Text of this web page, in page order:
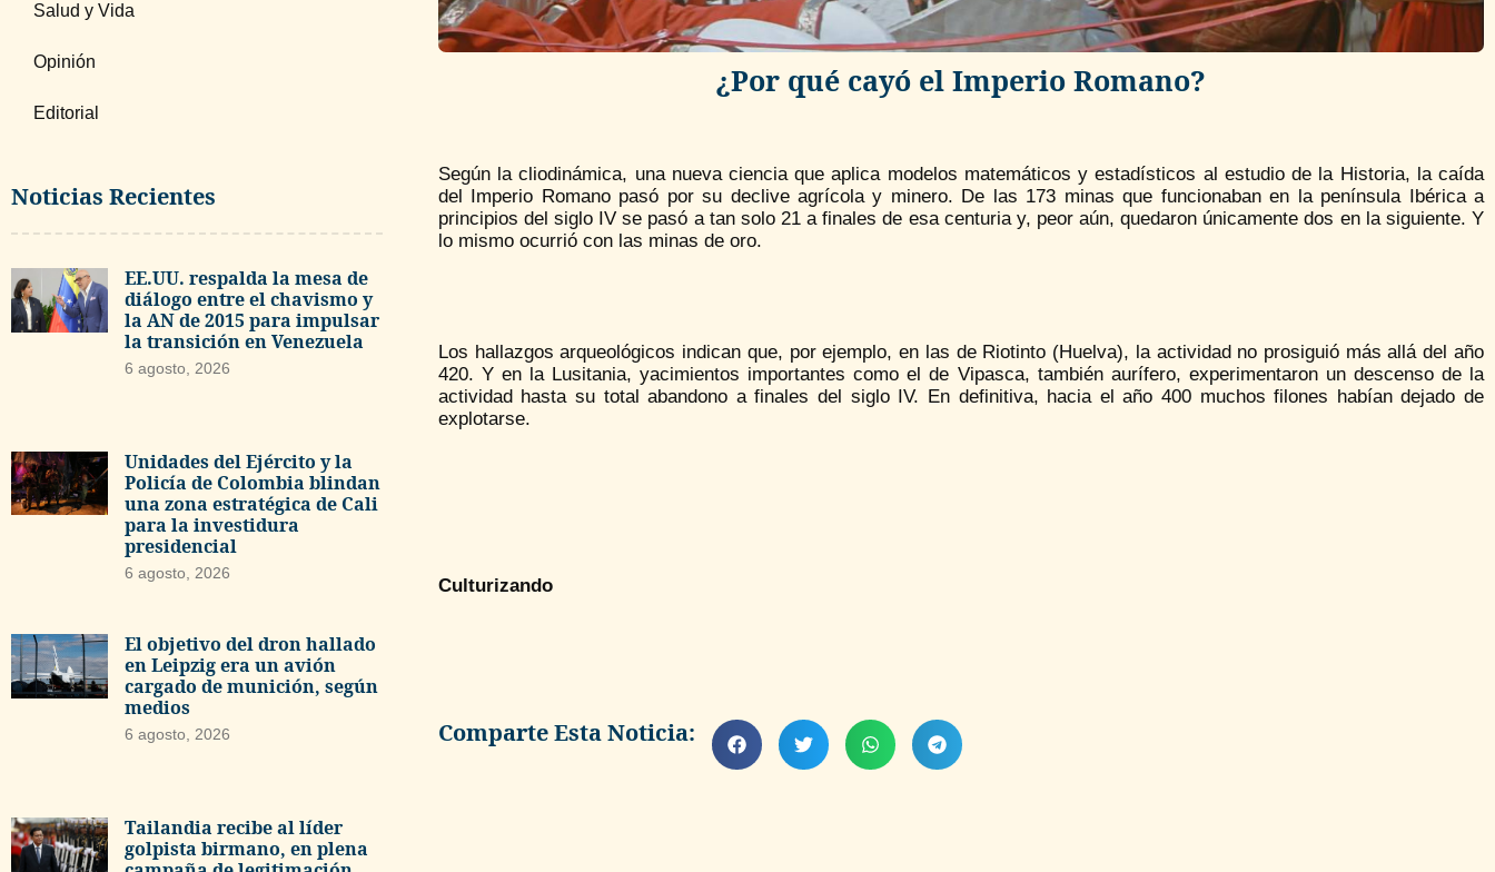
Salud y Vida
Opinión
Editorial
Noticias Recientes
EE.UU. respalda la mesa de
diálogo entre el chavismo y
la AN de 2015 para impulsar
la transición en Venezuela
6 agosto, 2026
Unidades del Ejército y la
Policía de Colombia blindan
una zona estratégica de Cali
para la investidura
presidencial
6 agosto, 2026
El objetivo del dron hallado
en Leipzig era un avión
cargado de munición, según
medios
6 agosto, 2026
Tailandia recibe al líder
golpista birmano, en plena
¿Por qué cayó el Imperio Romano?
Según la cliodinámica, una nueva ciencia que aplica modelos matemáticos y estadísticos al estudio de la Historia, la caída
del Imperio Romano pasó por su declive agrícola y minero. De las 173 minas que funcionaban en la península Ibérica a
principios del siglo IV se pasó a tan solo 21 a finales de esa centuria y, peor aún, quedaron únicamente dos en la siguiente. Y
lo mismo ocurrió con las minas de oro.
Los hallazgos arqueológicos indican que, por ejemplo, en las de Riotinto (Huelva), la actividad no prosiguió más allá del año
420. Y en la Lusitania, yacimientos importantes como el de Vipasca, también aurífero, experimentaron un descenso de la
actividad hasta su total abandono a finales del siglo IV. En definitiva, hacia el año 400 muchos filones habían dejado de
explotarse.
Culturizando
Comparte Esta Noticia: